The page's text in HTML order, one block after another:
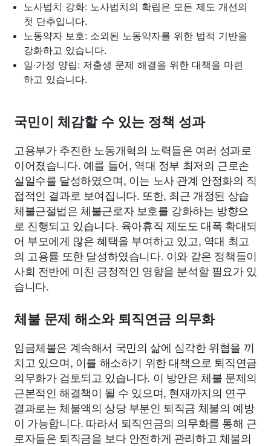
노사법치 강화: 노사법치의 확립은 모든 제도 개선의
첫 단추입니다.
노동약자 보호: 소외된 노동약자를 위한 법적 기반을
강화하고 있습니다.
일·가정 양립: 저출생 문제 해결을 위한 대책을 마련
하고 있습니다.
국민이 체감할 수 있는 정책 성과
고용부가 추진한 노동개혁의 노력들은 여러 성과로
이어졌습니다. 예를 들어, 역대 정부 최저의 근로손
실일수를 달성하였으며, 이는 노사 관계 안정화의 직
접적인 결과로 보여집니다. 또한, 최근 개정된 상습
체불근절법은 체불근로자 보호를 강화하는 방향으
로 진행되고 있습니다. 육아휴직 제도도 대폭 확대되
어 부모에게 많은 혜택을 부여하고 있고, 역대 최고
의 고용률 또한 달성하였습니다. 이와 같은 정책들이
사회 전반에 미친 긍정적인 영향을 분석할 필요가 있
습니다.
체불 문제 해소와 퇴직연금 의무화
임금체불은 계속해서 국민의 삶에 심각한 위협을 끼
치고 있으며, 이를 해소하기 위한 대책으로 퇴직연금
의무화가 검토되고 있습니다. 이 방안은 체불 문제의
근본적인 해결책이 될 수 있으며, 현재까지의 연구
결과로는 체불액의 상당 부분인 퇴직금 체불의 예방
이 가능합니다. 따라서 퇴직연금의 의무화를 통해 근
로자들은 퇴직금을 보다 안전하게 관리하고 체불의